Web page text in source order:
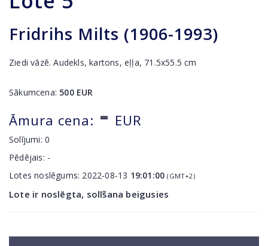
Fridrihs Milts (1906-1993)
Ziedi vāzē. Audekls, kartons, eļļa, 71.5x55.5 cm
Sākumcena: 500EUR
Āmura cena: - EUR
Solījumi:0
Pēdējais: -
Lotes noslēgums: 2022-08-13 19:01:00 (GMT+2)
Lote ir noslēgta, solīšana beigusies